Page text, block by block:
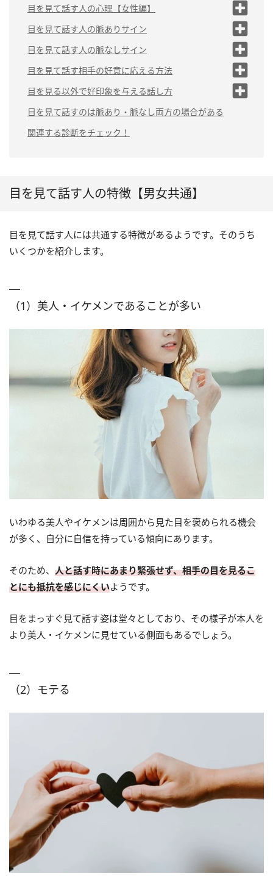
（3）相手に勘違いされやすい
（2）相手に関心・好意がある
（3）どこを見たら良いのか分から
ない
（1）自分に自信がある
（2）威圧しようとしている
（3）相手の見た目に惹かれて
いる
目を見て話す人の心理【女性編】
（1）伝えたいことがある
（2）自分の魅力をアピールし
たい
（3）相手を警戒している
目を見て話す人の脈ありサイン
（1）真剣に目を見つめてくる
（2）話を聞いている時に目を見つめて
くる
（3）優しい視線を向けてくる
（4）体をこちらに向けて目を見つめて
くる
目を見て話す人の脈なしサイン
（1）真顔で見つめてくる
（2）自分が話す時だけ目を
見る
（3）視線を外す時に横にそ
らす
目を見て話す相手の好意に応える方法
（1）同じように見つ
める
（2）微笑みながら話
す
目を見る以外で好印象を与える話し方
（1）表情豊かに話す
（2）会話のテンポを大事にする
目を見て話すのは脈あり・脈なし両方の場合がある
関連する診断をチェック！
目を見て話す人の特徴【男女共通】
目を見て話す人には共通する特徴があるようです。そのうち
いくつかを紹介します。
（1）美人・イケメンであることが多い
いわゆる美人やイケメンは周囲から見た目を褒められる機会
が多く、自分に自信を持っている傾向にあります。
そのため、 人と話す時にあまり緊張せず、相手の目を見るこ
とにも抵抗を感じにくいようです。
目をまっすぐ見て話す姿は堂々としており、その様子が本人を
より美人・イケメンに見せている側面もあるでしょう。
（2）モテる